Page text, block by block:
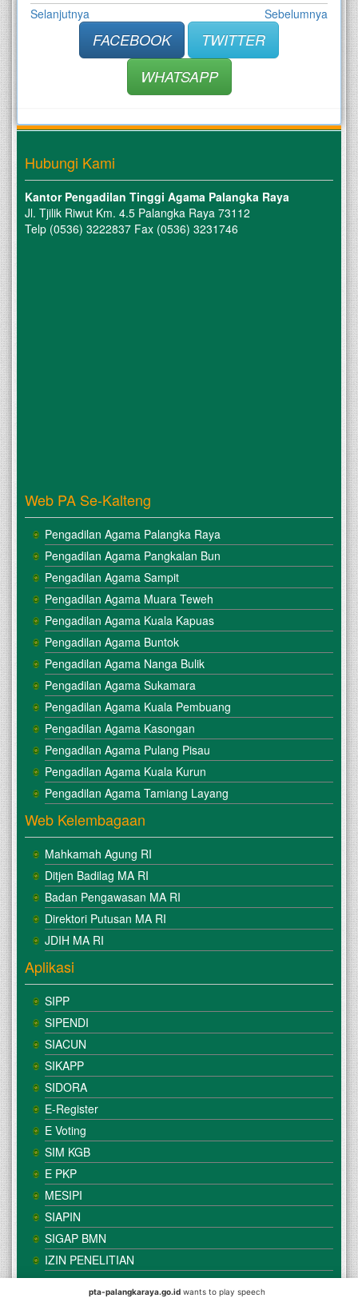
Selanjutnya
Sebelumnya
FACEBOOK
TWITTER
WHATSAPP
Hubungi Kami
Kantor Pengadilan Tinggi Agama Palangka Raya
Jl. Tjilik Riwut Km. 4.5 Palangka Raya 73112
Telp (0536) 3222837 Fax (0536) 3231746
Web PA Se-Kalteng
Pengadilan Agama Palangka Raya
Pengadilan Agama Pangkalan Bun
Pengadilan Agama Sampit
Pengadilan Agama Muara Teweh
Pengadilan Agama Kuala Kapuas
Pengadilan Agama Buntok
Pengadilan Agama Nanga Bulik
Pengadilan Agama Sukamara
Pengadilan Agama Kuala Pembuang
Pengadilan Agama Kasongan
Pengadilan Agama Pulang Pisau
Pengadilan Agama Kuala Kurun
Pengadilan Agama Tamiang Layang
Web Kelembagaan
Mahkamah Agung RI
Ditjen Badilag MA RI
Badan Pengawasan MA RI
Direktori Putusan MA RI
JDIH MA RI
Aplikasi
SIPP
SIPENDI
SIACUN
SIKAPP
SIDORA
E-Register
E Voting
SIM KGB
E PKP
MESIPI
SIAPIN
SIGAP BMN
IZIN PENELITIAN
pta-palangkaraya.go.id wants to play speech